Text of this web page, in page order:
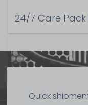
24/7 Care Pack
Quick